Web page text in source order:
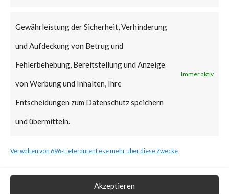
Gewährleistung der Sicherheit, Verhinderung
und Aufdeckung von Betrug und
Fehlerbehebung, Bereitstellung und Anzeige
von Werbung und Inhalten, Ihre
Entscheidungen zum Datenschutz speichern
und übermitteln.
Immer aktiv
Verwalten von 696-LieferantenLese mehr über diese Zwecke
Akzeptieren
alleged China-based “Camaro
Dragon” APT group that share
similarities with the infamous
Mustang Panda group, targeted
various European foreign
Link routers unknowingly